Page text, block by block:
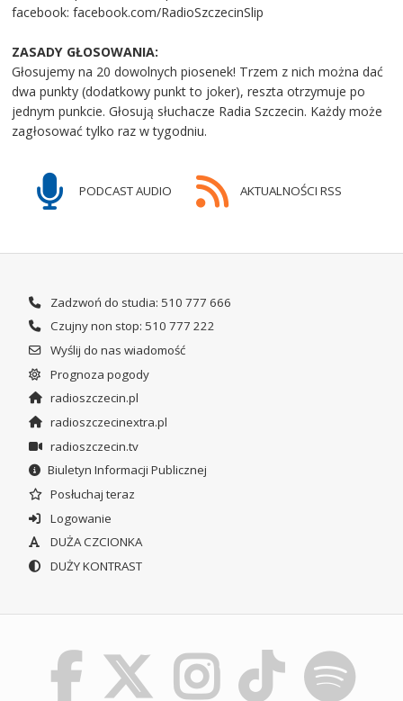
facebook: facebook.com/RadioSzczecinSlip
ZASADY GŁOSOWANIA:
Głosujemy na 20 dowolnych piosenek! Trzem z nich można dać
dwa punkty (dodatkowy punkt to joker), reszta otrzymuje po
jednym punkcie. Głosują słuchacze Radia Szczecin. Każdy może
zagłosować tylko raz w tygodniu.
PODCAST AUDIO AKTUALNOŚCI RSS
Zadzwoń do studia: 510 777 666
Czujny non stop: 510 777 222
Wyślij do nas wiadomość
Prognoza pogody
radioszczecin.pl
radioszczecinextra.pl
radioszczecin.tv
Biuletyn Informacji Publicznej
Posłuchaj teraz
Logowanie
DUŻA CZCIONKA
DUŻY KONTRAST